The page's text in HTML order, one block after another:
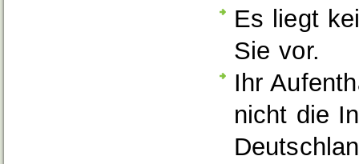
Es liegt
Sie vor.
Ihr
nicht die